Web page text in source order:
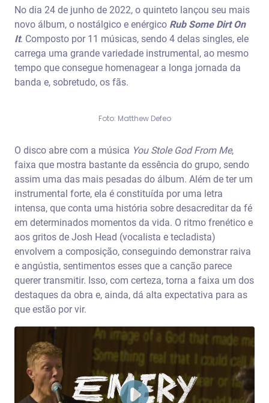
No dia 24 de junho de 2022, o quinteto lançou seu mais
novo álbum, o nostálgico e enérgico Rub Some Dirt On
It. Composto por 11 músicas, sendo 4 delas singles, ele
carrega uma grande variedade instrumental, ao mesmo
tempo que consegue homenagear a longa jornada da
banda e, sobretudo, os fãs.
Foto: Matthew Defeo
O disco abre com a música You Stole God From Me,
faixa que mostra bastante da essência do grupo, sendo
assim uma das mais pesadas do álbum. Além de ter um
instrumental forte, ela é constituída por uma letra
intensa, que conta uma história sobre desacreditar da fé
em determinados momentos da vida. O ritmo frenético e
aos gritos de Josh Head (vocalista e tecladista)
envolvem a composição, conseguindo demonstrar raiva
e angústia, sentimentos esses que a canção parece
querer transmitir. Isso, com certeza, torna a faixa um dos
destaques da obra e, ainda, dá alta expectativa para as
que estão por vir.